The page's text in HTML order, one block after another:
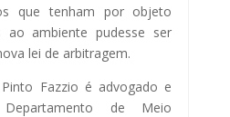
que tenham por objeto
ao ambiente pudesse ser
lei de arbitragem.
Fazzio é advogado e
de Meio